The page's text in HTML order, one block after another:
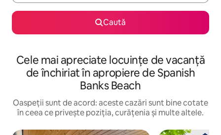
Caută
Cele mai apreciate locuințe de vacanță
de închiriat în apropiere de Spanish
Banks Beach
Oaspeții sunt de acord: aceste cazări sunt bine cotate
în ceea ce privește poziția, curățenia și multe altele.